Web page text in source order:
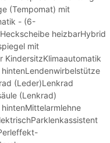
(Tempomat) mit
- (6-
heizbarHybrid
mit
KindersitzKlimaautomatik
(Leder)Lenkrad
(Lenkrad)